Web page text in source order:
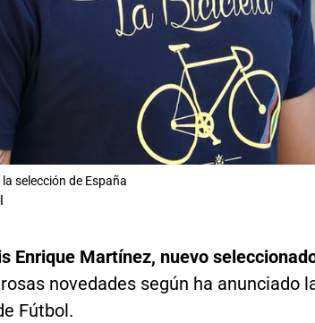
selección de España
Enrique Martínez, nuevo
novedades según ha anunciado
Fútbol.